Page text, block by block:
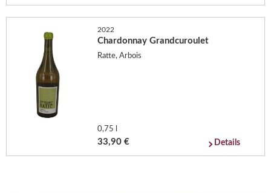
2022
Chardonnay Grandcuroulet
Ratte, Arbois
0,75 l
33,90 € Details